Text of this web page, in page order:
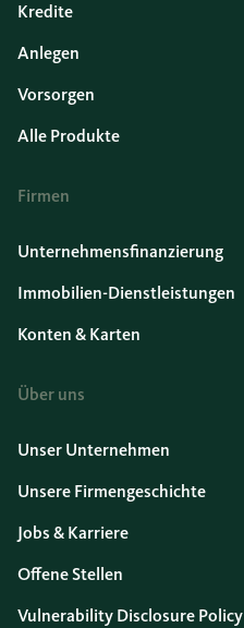
Kredite
Anlegen
Vorsorgen
Alle Produkte
Firmen
Unternehmensfinanzierung
Immobilien-Dienstleistungen
Konten & Karten
Über uns
Unser Unternehmen
Unsere Firmengeschichte
Jobs & Karriere
Offene Stellen
Vulnerability Disclosure Policy